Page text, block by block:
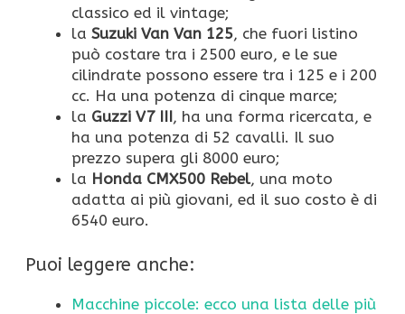
classico ed il vintage;
la Suzuki Van Van 125, che fuori listino
può costare tra i 2500 euro, e le sue
cilindrate possono essere tra i 125 e i 200
cc. Ha una potenza di cinque marce;
la Guzzi V7 III, ha una forma ricercata, e
ha una potenza di 52 cavalli. Il suo
prezzo supera gli 8000 euro;
la Honda CMX500 Rebel, una moto
adatta ai più giovani, ed il suo costo è di
6540 euro.
Puoi leggere anche:
Macchine piccole: ecco una lista delle più